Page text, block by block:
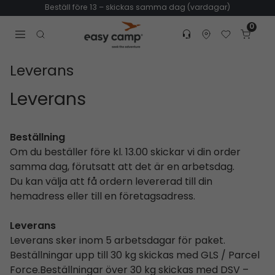
Beställ före 13 – skickas samma dag (vardagar)
Open search modal
Customer service
Find dealer
Favorites
Cart
0
Leverans
Leverans
Beställning
Om du beställer före kl. 13.00 skickar vi din order
samma dag, förutsatt att det är en arbetsdag.
Du kan välja att få ordern levererad till din
hemadress eller till en företagsadress.
Leverans
Leverans sker inom 5 arbetsdagar för paket.
Beställningar upp till 30 kg skickas med GLS / Parcel
Force.Beställningar över 30 kg skickas med DSV –